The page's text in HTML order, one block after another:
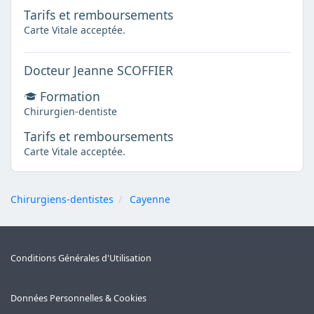
Tarifs et remboursements
Carte Vitale acceptée.
Docteur Jeanne SCOFFIER
Formation
Chirurgien-dentiste
Tarifs et remboursements
Carte Vitale acceptée.
Chirurgiens-dentistes Cayenne
Conditions Générales d'Utilisation
Données Personnelles & Cookies